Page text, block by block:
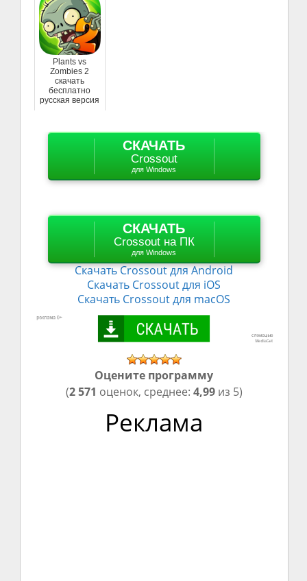
Plants vs
Zombies 2
скачать
бесплатно
русская версия
СКАЧАТЬ
Crossout
для Windows
СКАЧАТЬ
Crossout на ПК
для Windows
СкачатьCrossoutдля Android
Скачать Crossout для iOS
Скачать Crossout для macOS
Оцените программу
(2 571 оценок, среднее: 4,99из 5)
Реклама